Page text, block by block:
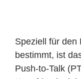
Speziell für den
bestimmt, ist
Push-to-Talk